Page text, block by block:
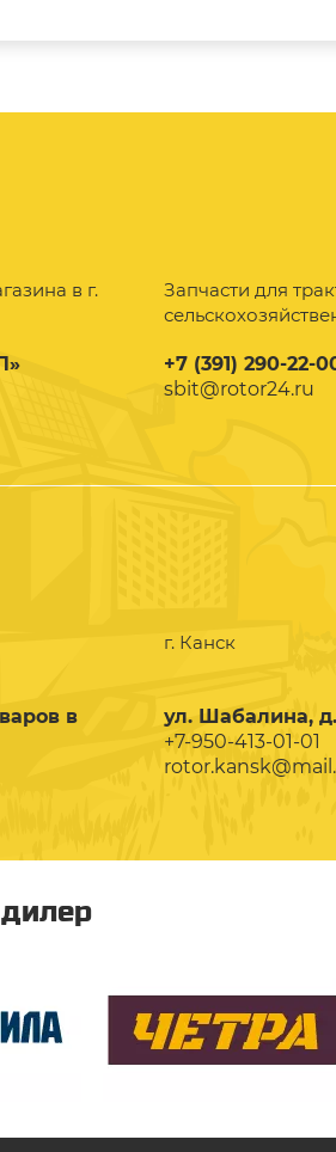
в г.
Запчасти для
+7 (391) 290-22-
sbit@rotor24.ru
в
г. Канск
ул. Шабалина,
+7-950-413-01-01